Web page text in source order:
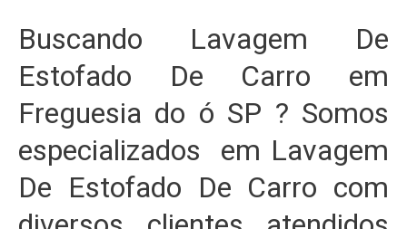
Buscando Lavagem De
Estofado De Carro em
Freguesia do ó SP ? Somos
especializados em Lavagem
De Estofado De Carro com